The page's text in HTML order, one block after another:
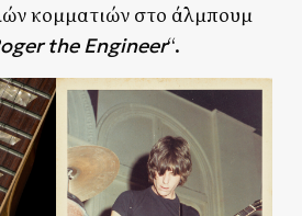
κομματιών στο άλμπουμ
the Engineer“.